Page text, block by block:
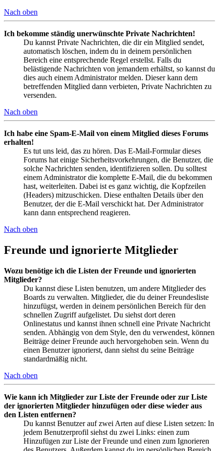
Nach oben
Ich bekomme ständig unerwünschte Private Nachrichten!
Du kannst Private Nachrichten, die dir ein Mitglied sendet,
automatisch löschen, indem du in deinem persönlichen
Bereich eine entsprechende Regel erstellst. Falls du
belästigende Nachrichten von jemandem erhältst, so kannst du
dies auch einem Administrator melden. Dieser kann dem
betreffenden Mitglied dann verbieten, Private Nachrichten zu
versenden.
Nach oben
Ich habe eine Spam-E-Mail von einem Mitglied dieses Forums
erhalten!
Es tut uns leid, das zu hören. Das E-Mail-Formular dieses
Forums hat einige Sicherheitsvorkehrungen, die Benutzer, die
solche Nachrichten senden, identifizieren sollen. Du solltest
einem Administrator die komplette E-Mail, die du bekommen
hast, weiterleiten. Dabei ist es ganz wichtig, die Kopfzeilen
(Headers) mitzuschicken. Diese enthalten Details über den
Benutzer, der die E-Mail verschickt hat. Der Administrator
kann dann entsprechend reagieren.
Nach oben
Freunde und ignorierte Mitglieder
Wozu benötige ich die Listen der Freunde und ignorierten
Mitglieder?
Du kannst diese Listen benutzen, um andere Mitglieder des
Boards zu verwalten. Mitglieder, die du deiner Freundesliste
hinzufügst, werden in deinem persönlichen Bereich für den
schnellen Zugriff aufgelistet. Du siehst dort deren
Onlinestatus und kannst ihnen schnell eine Private Nachricht
senden. Abhängig von dem Style, den du verwendest, können
Beiträge deiner Freunde auch hervorgehoben sein. Wenn du
einen Benutzer ignorierst, dann siehst du seine Beiträge
standardmäßig nicht.
Nach oben
Wie kann ich Mitglieder zur Liste der Freunde oder zur Liste
der ignorierten Mitglieder hinzufügen oder diese wieder aus
den Listen entfernen?
Du kannst Benutzer auf zwei Arten auf diese Listen setzen: In
jedem Benutzerprofil siehst du zwei Links: einen zum
Hinzufügen zur Liste der Freunde und einen zum Ignorieren